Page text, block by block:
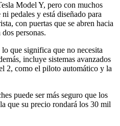
Model Y, pero con muchos
pedales y está diseñado para
con puertas que se abren hacia
personas.
que significa que no necesita
incluye sistemas avanzados
2, como el piloto automático y la
puede ser más seguro que los
que su precio rondará los 30 mil